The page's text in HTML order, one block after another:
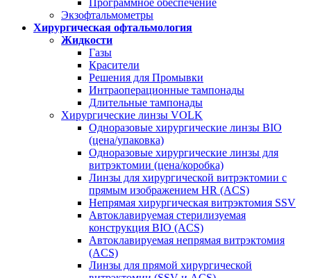
Экзофтальмометры
Хирургическая офтальмология
Жидкости
Газы
Красители
Решения для Промывки
Интраоперационные тампонады
Длительные тампонады
Хирургические линзы VOLK
Одноразовые хирургические линзы BIO
(цена/упаковка)
Одноразовые хирургические линзы для
витрэктомии (цена/коробка)
Линзы для хирургической витрэктомии с
прямым изображением HR (ACS)
Непрямая хирургическая витрэктомия SSV
Автоклавируемая стерилизуемая
конструкция BIO (ACS)
Автоклавируемая непрямая витрэктомия
(ACS)
Линзы для прямой хирургической